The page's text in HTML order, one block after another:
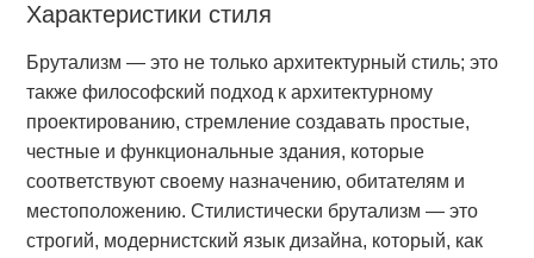
Характеристики стиля
Брутализм — это не только архитектурный стиль; это
также философский подход к архитектурному
проектированию, стремление создавать простые,
честные и функциональные здания, которые
соответствуют своему назначению, обитателям и
местоположению. Стилистически брутализм — это
строгий, модернистский язык дизайна, который, как